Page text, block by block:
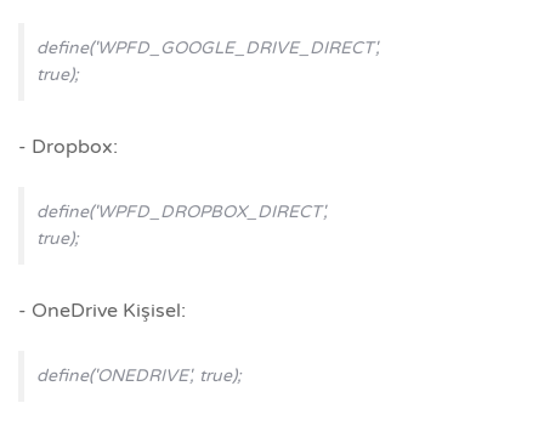
define('WPFD_GOOGLE_DRIVE_DIRECT',
true);
- Dropbox:
define('WPFD_DROPBOX_DIRECT',
true);
- OneDrive Kişisel:
define('ONEDRIVE', true);